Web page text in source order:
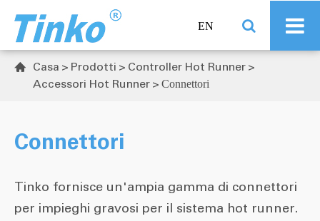
EN
 Casa Prodotti
Controller Hot Runner
Accessori Hot Runner
Connettori
Connettori
Tinko fornisce un'ampia gamma di connettori
per impieghi gravosi per il sistema hot runner.